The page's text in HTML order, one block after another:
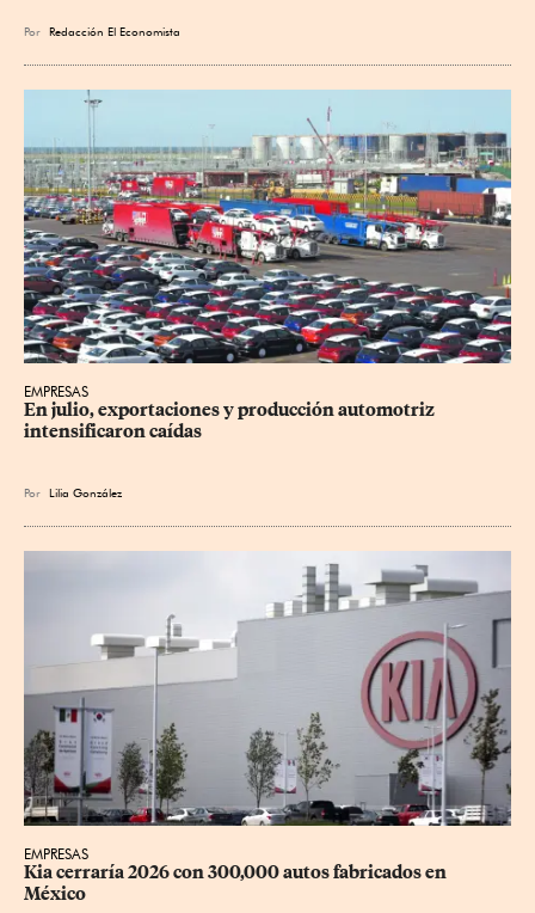
Por Redacción El Economista
EMPRESAS
En julio, exportaciones y producción automotriz
intensificaron caídas
Por Lilia González
EMPRESAS
Kia cerraría 2026 con 300,000 autos fabricados en
México